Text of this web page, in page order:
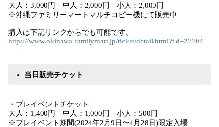
大人：3,000円 中人：2,000円 小人：2,000円
※沖縄ファミリーマートマルチコピー機にて販売中
購入は下記リンクからでも可能です。
https://www.okinawa-familymart.jp/ticket/detail.html?tid=27704
当日販売チケット
・プレイベントチケット
大人：1,400円 中人：1,000円 小人：500円
※プレイベント期間(2024年2月9日〜4月28日)限定入場